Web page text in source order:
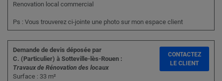
Renovation local commercial
Ps : Vous trouverez ci-jointe une photo sur mon espace client
Demande de devis déposée par
C. (Particulier) à Sotteville-lès-Rouen :
Travaux de Rénovation des locaux
Surface : 33 m²
CONTACTEZ
LE CLIENT